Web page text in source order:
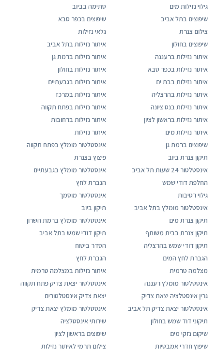
גילוי נזילות מים
סתימה בביוב
שיפוצים בתל אביב
שיפוצים בכפר סבא
צילום צנרת
גלאי נזילות
שיפוצים בחולון
איתור נזילות בתל אביב
איתור נזילות ברעננה
איתור נזילות ברמת גן
איתור נזילות בכפר סבא
איתור נזילות בחולון
איתור נזילות בבת ים
איתור נזילות בגבעתיים
איתור נזילות בהרצליה
איתור נזילות במרכז
איתור נזילות בנס ציונה
איתור נזילות בפתח תקווה
איתור נזילות בראשון לציון
איתור נזילות ברחובות
איתור נזילות מים
איתור נזילות
שיפוצים ברמת גן
אינסטלטור מומלץ בפתח תקווה
תיקון צנרת ביוב
פיצוץ בצנרת
אינסטלטור 24 שעות תל אביב
אינסטלטור מומלץ בגבעתיים
החלפת דודי שמש
הגברת לחץ
גילוי רטיבות
אינסטלטור מוסמך
אינסטלטור מומלץ בתל אביב
תיקון ביוב
תיקון צנרת מים
אינסטלטור מומלץ ברמת השרון
תיקון צנרת בבית משותף
תיקון דודי שמש בתל אביב
תיקון דודי שמש בהרצליה
הסדר ביטוח
הגברת לחץ המים
הגברת לחץ
מצלמה טרמית
איתור נזילות במצלמה טרמית
אינסטלטור מומלץ רעננה
אינסטלטור יצאת צדיק פתח תקווה
גרין אינסטלציה יצאת צדיק
יצאת צדיק אינסטלטורים
אינסטלטור יצאת צדיק תל אביב
אינסטלטור מומלץ יצאת צדיק
תיקוני דוד שמש בחולון
שירותי אינסטלציה
שיקום נזקי מים
שיפוצים בראשון לציון
שיפוץ חדרי אמבטיות
צילום תרמי לאיתור נזילות